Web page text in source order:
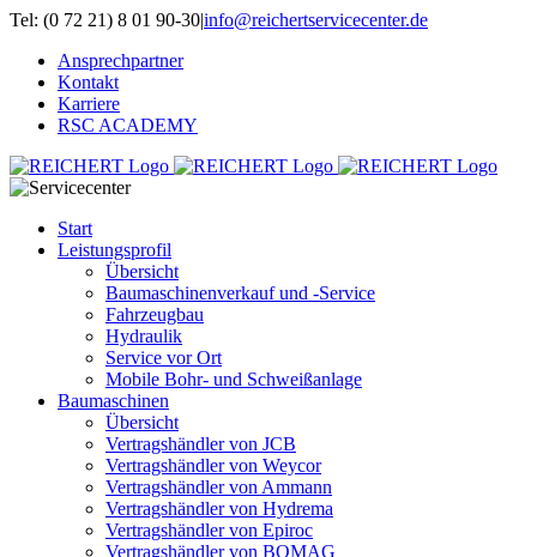
Zum
springen
Tel: (0 72 21) 8 01 90-30|info@reichertservicecenter.de
Ansprechpartner
Kontakt
Karriere
RSC ACADEMY
Start
Leistungsprofil
Übersicht
Baumaschinenverkauf und -Service
Fahrzeugbau
Hydraulik
Service vor Ort
Mobile Bohr- und Schweißanlage
Baumaschinen
Übersicht
Vertragshändler von JCB
Vertragshändler von Weycor
Vertragshändler von Ammann
Vertragshändler von Hydrema
Vertragshändler von Epiroc
Vertragshändler von BOMAG